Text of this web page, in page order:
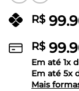
R$
R$
Em até 1x
Em até 5x
Mais